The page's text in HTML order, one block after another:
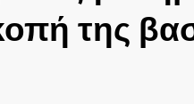
της